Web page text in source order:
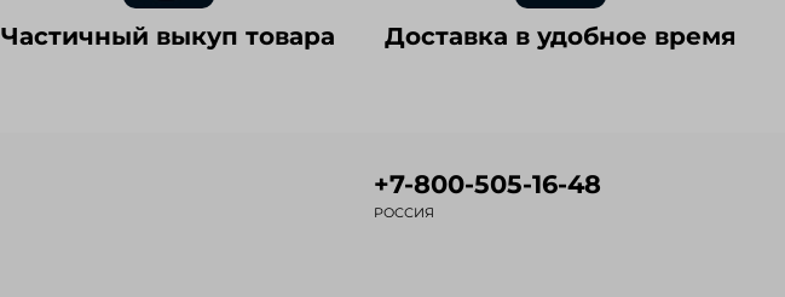
Частичный выкуп товара Доставка в удобное время
+7-800-505-16-48
РОССИЯ